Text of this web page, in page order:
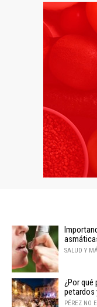
SALUD Y
¿Por qué
petardos
PÉREZ NO